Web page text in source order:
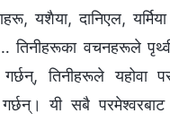
यशैया, दानिएल, यर्मिया
तिनीहरूका वचनहरूले
गर्छन्, तिनीहरूले यहोवा
गर्छन्। यी सबै